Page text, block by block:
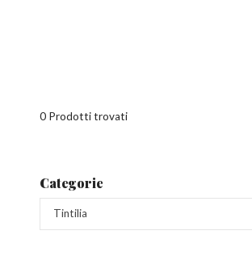
0 Prodotti trovati
Categorie
Tintilia